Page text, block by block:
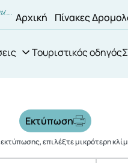
Αρχική Πίνακες
Τουριστικός οδηγός
Εκτύπωση
επιλέξτε μικρότερη